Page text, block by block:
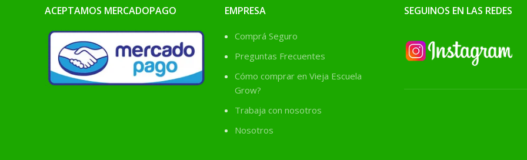
ACEPTAMOS MERCADOPAGO EMPRESA
Comprá Seguro
Preguntas Frecuentes
Cómo comprar en Vieja Escuela
Grow?
Trabaja con nosotros
Nosotros
SEGUINOS EN LAS REDES